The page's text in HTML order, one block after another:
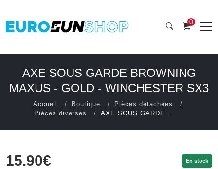
0
AXE SOUS GARDE BROWNING
MAXUS - GOLD - WINCHESTER SX3
Accueil Boutique
Pièces détachées
Pièces diverses
AXE SOUS GARDE...
15.90€ En stock